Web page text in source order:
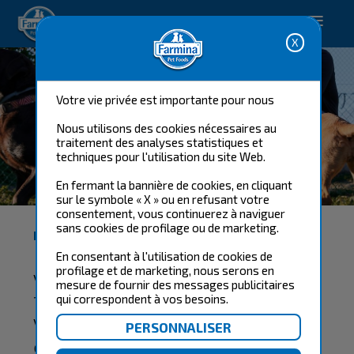
Votre vie privée est importante pour nous
Nous utilisons des cookies nécessaires au
traitement des analyses statistiques et
techniques pour l'utilisation du site Web.
En fermant la bannière de cookies, en cliquant
sur le symbole « X » ou en refusant votre
consentement, vous continuerez à naviguer
sans cookies de profilage ou de marketing.
En consentant à l'utilisation de cookies de
profilage et de marketing, nous serons en
mesure de fournir des messages publicitaires
qui correspondent à vos besoins.
Happy pet. Happy you.
FARMINA TRAINER CLUB
BIENVENUE AU FARMINA TRAINER CLUB !
Vous êtes un dresseur professionnel
?
Vous êtes passionné par les animaux
et leur bien-être ?